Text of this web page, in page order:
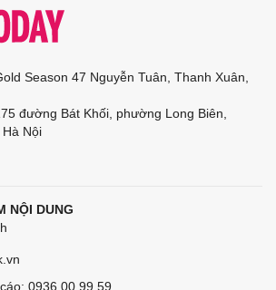
Season 47 Nguyễn Tuân, Thanh Xuân,
đường Bát Khối, phường Long Biên,
Nội
NỘI DUNG
0936 00 99 59